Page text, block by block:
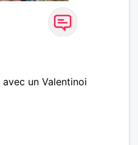
un Valentinoi